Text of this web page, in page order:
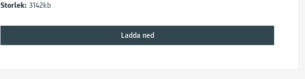
Storlek: 3142kb
Ladda ned